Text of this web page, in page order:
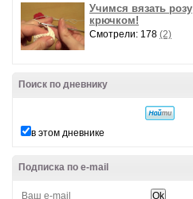
Учимся вязать розу
крючком!
Смотрели: 178 (2)
Поиск по дневнику
в этом дневнике
Подписка по e-mail